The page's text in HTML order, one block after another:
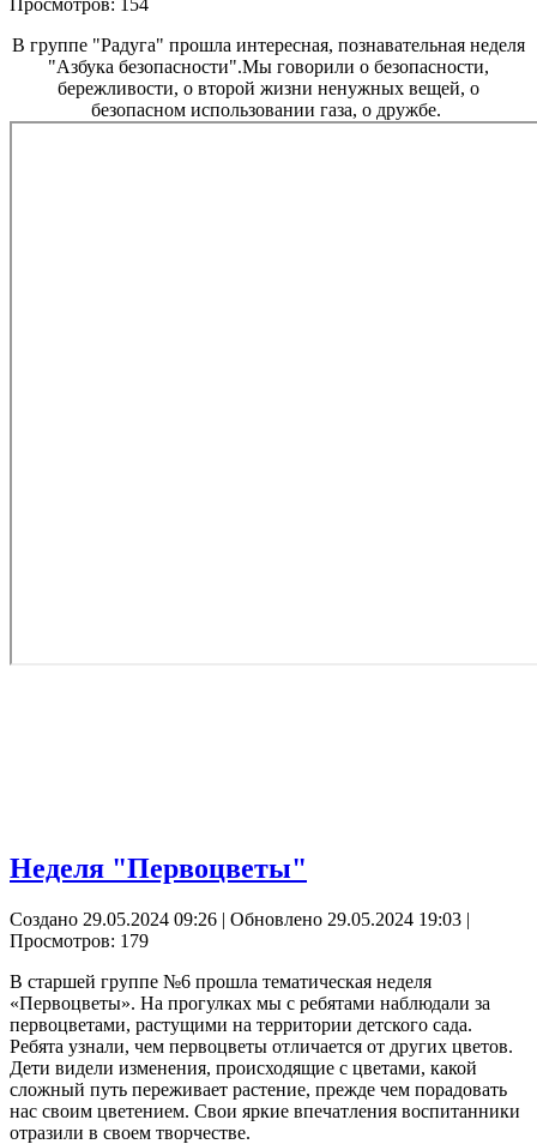
Просмотров: 154
В группе "Радуга" прошла интересная, познавательная неделя
"Азбука безопасности".Мы говорили о безопасности,
бережливости, о второй жизни ненужных вещей, о
безопасном использовании газа, о дружбе.
Неделя "Первоцветы"
Создано 29.05.2024 09:26 | Обновлено 29.05.2024 19:03 |
Просмотров: 179
В старшей группе №6 прошла тематическая неделя
«Первоцветы». На прогулках мы с ребятами наблюдали за
первоцветами, растущими на территории детского сада.
Ребята узнали, чем первоцветы отличается от других цветов.
Дети видели изменения, происходящие с цветами, какой
сложный путь переживает растение, прежде чем порадовать
нас своим цветением. Свои яркие впечатления воспитанники
отразили в своем творчестве.